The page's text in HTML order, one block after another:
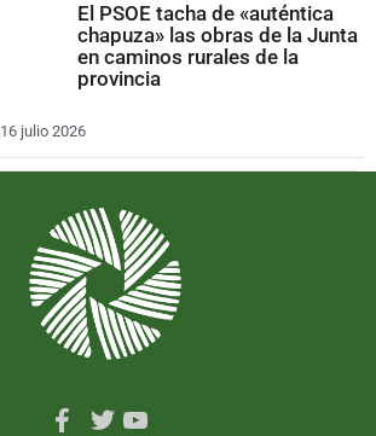
El PSOE tacha de «auténtica
chapuza» las obras de la Junta
en caminos rurales de la
provincia
16 julio 2026